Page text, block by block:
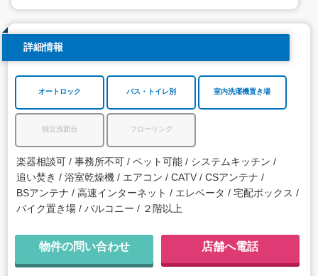
詳細情報
オートロック バス・トイレ別 室内洗濯機置き場
独立洗面台 フローリング
楽器相談可 事務所不可 ペット可能
システムキッチン
追い焚き
浴室乾燥機 エアコン CATV
CSアンテナ
BSアンテナ
高速インターネット エレベータ
宅配ボックス
バイク置き場
バルコニー ２階以上
物件の問い合わせ 店舗へ電話